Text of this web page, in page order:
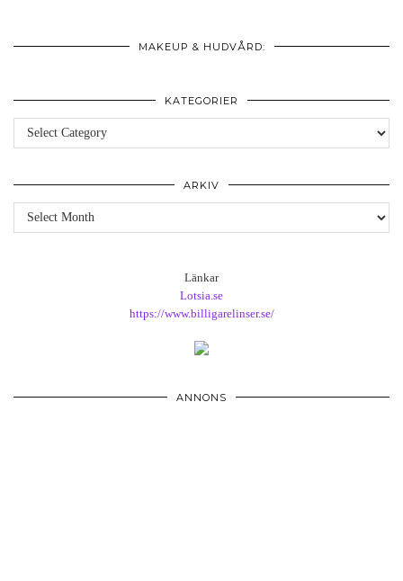
MAKEUP & HUDVÅRD:
KATEGORIER
Kategorier
ARKIV
Arkiv
Länkar
Lotsia.se
https://www.billigarelinser.se/
ANNONS